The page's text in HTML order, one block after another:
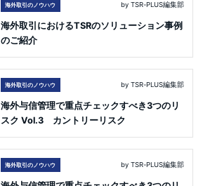
海外取引のノウハウ
海外取引におけるTSRのソリューション事例
のご紹介
by TSR-PLUS編集部
海外取引のノウハウ
海外与信管理で重点チェックすべき3つのリ
スク Vol.3 カントリーリスク
by TSR-PLUS編集部
海外取引のノウハウ by TSR-PLUS編集部